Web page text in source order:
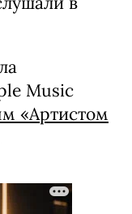
Music
«Артистом